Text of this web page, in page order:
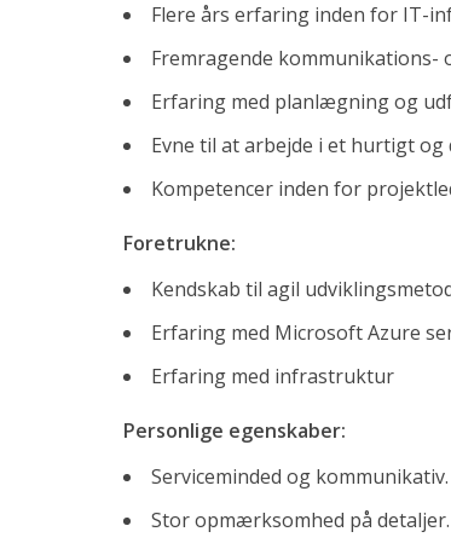
Flere års erfaring inden for IT-
Fremragende
Erfaring med planlægning og
Evne til at arbejde i et hurtigt
Kompetencer inden for
Foretrukne:
Kendskab til agil
Erfaring med Microsoft Azure
Erfaring med infrastruktur
Personlige egenskaber:
Serviceminded og kommunikativ.
Stor opmærksomhed på detaljer.
German-speaking IT Supporter
CTO til Reshopper
Kontakt